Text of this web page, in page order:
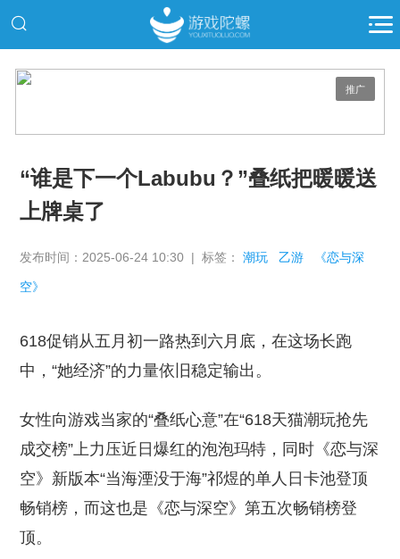
推广
“谁是下一个Labubu？”叠纸把暖暖送
上牌桌了
发布时间：2025-06-24 10:30 | 标签：潮玩 乙游 《恋与深
空》
618促销从五月初一路热到六月底，在这场长跑
中，“她经济”的力量依旧稳定输出。
女性向游戏当家的“叠纸心意”在“618天猫潮玩抢先
成交榜”上力压近日爆红的泡泡玛特，同时《恋与深
空》新版本“当海湮没于海”祁煜的单人日卡池登顶
畅销榜，而这也是《恋与深空》第五次畅销榜登
顶。